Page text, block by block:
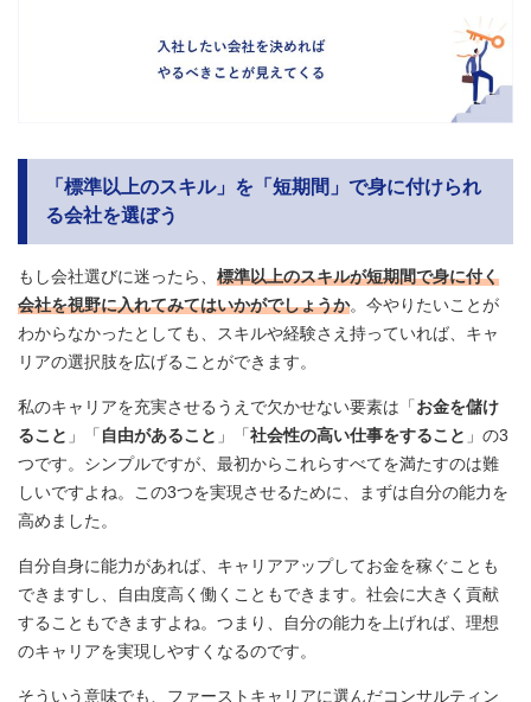
「標準以上のスキル」を「短期間」で身に付けられ
る会社を選ぼう
もし会社選びに迷ったら、 標準以上のスキルが短期間で身に付く
会社を視野に入れてみてはいかがでしょうか。今やりたいことが
わからなかったとしても、スキルや経験さえ持っていれば、キャ
リアの選択肢を広げることができます。
私のキャリアを充実させるうえで欠かせない要素は「お金を儲け
ること 」「 自由があること 」「社会性の高い仕事をすること 」の3
つです。シンプルですが、最初からこれらすべてを満たすのは難
しいですよね。この3つを実現させるために、まずは自分の能力を
高めました。
自分自身に能力があれば、キャリアアップしてお金を稼ぐことも
できますし、自由度高く働くこともできます。社会に大きく貢献
することもできますよね。つまり、自分の能力を上げれば、理想
のキャリアを実現しやすくなるのです。
そういう意味でも、ファーストキャリアに選んだコンサルティン